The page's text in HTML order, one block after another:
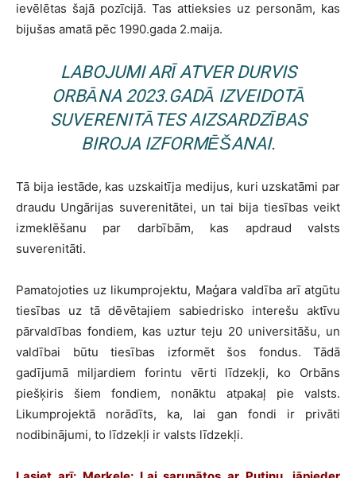
ievēlētas šajā pozīcijā. Tas attieksies uz personām, kas
bijušas amatā pēc 1990.gada 2.maija.
LABOJUMI ARĪ ATVER DURVIS
ORBĀNA 2023.GADĀ IZVEIDOTĀ
SUVERENITĀTES AIZSARDZĪBAS
BIROJA IZFORMĒŠANAI.
Tā bija iestāde, kas uzskaitīja medijus, kuri uzskatāmi par
draudu Ungārijas suverenitātei, un tai bija tiesības veikt
izmeklēšanu par darbībām, kas apdraud valsts
suverenitāti.
Pamatojoties uz likumprojektu, Maģara valdība arī atgūtu
tiesības uz tā dēvētajiem sabiedrisko interešu aktīvu
pārvaldības fondiem, kas uztur teju 20 universitāšu, un
valdībai būtu tiesības izformēt šos fondus. Tādā
gadījumā miljardiem forintu vērti līdzekļi, ko Orbāns
piešķiris šiem fondiem, nonāktu atpakaļ pie valsts.
Likumprojektā norādīts, ka, lai gan fondi ir privāti
nodibinājumi, to līdzekļi ir valsts līdzekļi.